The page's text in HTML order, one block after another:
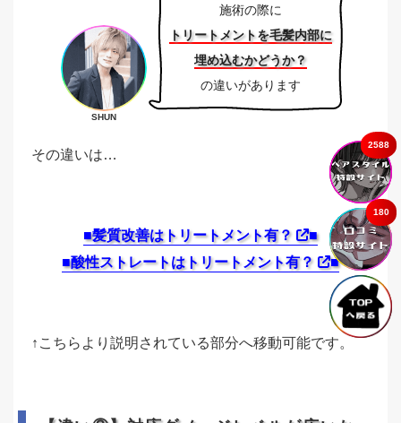
SHUN
施術の際に
トリートメントを毛髪内部に
埋め込むかどうか？
の違いがあります
その違いは…
■髪質改善はトリートメント有？
■
■酸性ストレートはトリートメント有？
■
↑こちらより説明されている部分へ移動可能です。
180
2588